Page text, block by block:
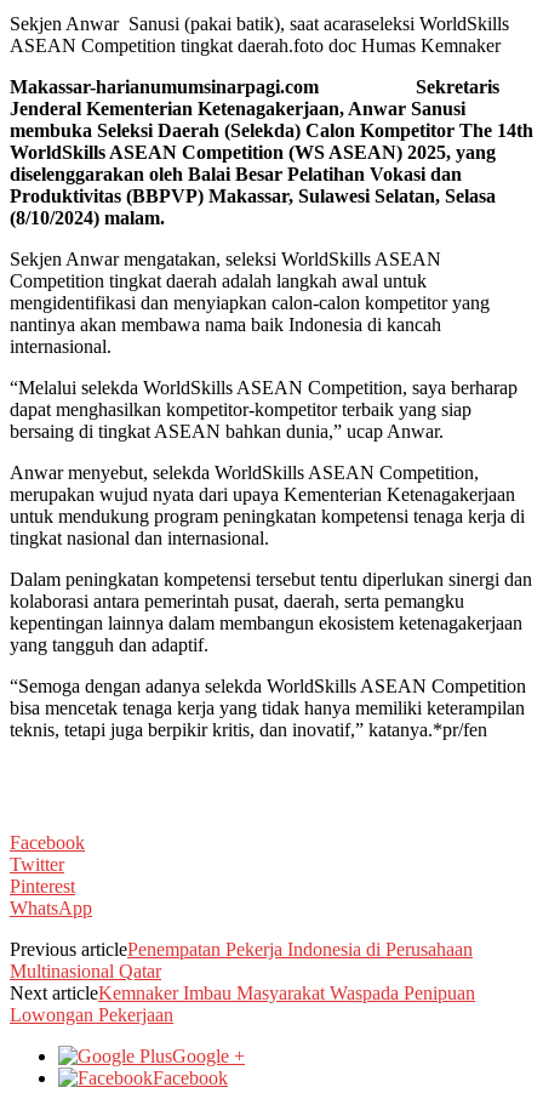
Sekjen Anwar Sanusi (pakai batik), saat acaraseleksi WorldSkills
ASEAN Competition tingkat daerah.foto doc Humas Kemnaker
Makassar-harianumumsinarpagi.com Sekretaris
Jenderal Kementerian Ketenagakerjaan, Anwar Sanusi
membuka Seleksi Daerah (Selekda) Calon Kompetitor The 14th
WorldSkills ASEAN Competition (WS ASEAN) 2025, yang
diselenggarakan oleh Balai Besar Pelatihan Vokasi dan
Produktivitas (BBPVP) Makassar, Sulawesi Selatan, Selasa
(8/10/2024) malam.
Sekjen Anwar mengatakan, seleksi WorldSkills ASEAN
Competition tingkat daerah adalah langkah awal untuk
mengidentifikasi dan menyiapkan calon-calon kompetitor yang
nantinya akan membawa nama baik Indonesia di kancah
internasional.
“Melalui selekda WorldSkills ASEAN Competition, saya berharap
dapat menghasilkan kompetitor-kompetitor terbaik yang siap
bersaing di tingkat ASEAN bahkan dunia,” ucap Anwar.
Anwar menyebut, selekda WorldSkills ASEAN Competition,
merupakan wujud nyata dari upaya Kementerian Ketenagakerjaan
untuk mendukung program peningkatan kompetensi tenaga kerja di
tingkat nasional dan internasional.
Dalam peningkatan kompetensi tersebut tentu diperlukan sinergi dan
kolaborasi antara pemerintah pusat, daerah, serta pemangku
kepentingan lainnya dalam membangun ekosistem ketenagakerjaan
yang tangguh dan adaptif.
“Semoga dengan adanya selekda WorldSkills ASEAN Competition
bisa mencetak tenaga kerja yang tidak hanya memiliki keterampilan
teknis, tetapi juga berpikir kritis, dan inovatif,” katanya.*pr/fen
Facebook
Twitter
Pinterest
WhatsApp
Previous articlePenempatan Pekerja Indonesia di Perusahaan
Multinasional Qatar
Next articleKemnaker Imbau Masyarakat Waspada Penipuan
Lowongan Pekerjaan
Google +
Facebook